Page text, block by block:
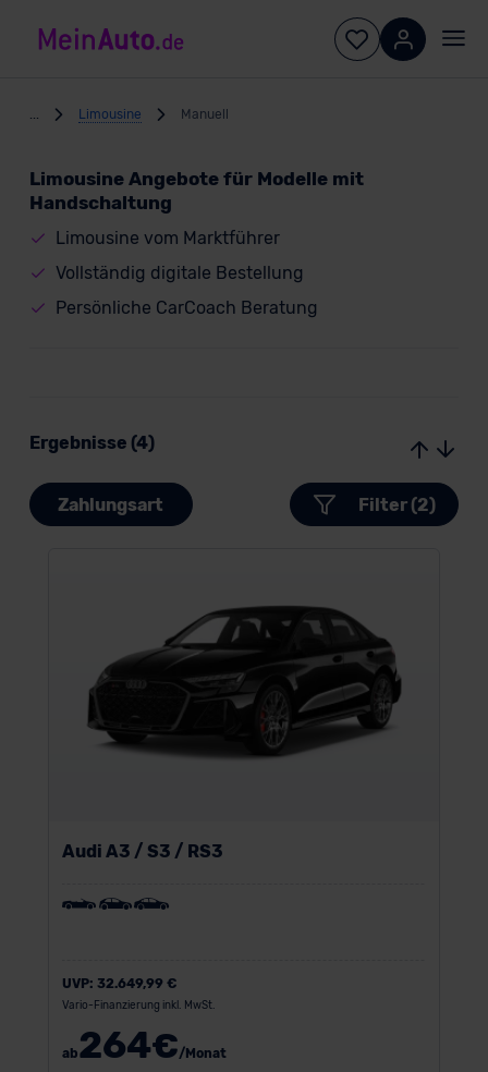
Limousine Manuell
Limousine Angebote für Modelle mit
Handschaltung
Limousine vom Marktführer
Vollständig digitale Bestellung
Persönliche CarCoach Beratung
Ergebnisse (4)
Zahlungsart Filter (2)
Audi A3 / S3 / RS3
UVP: 32.649,99 €
Vario-Finanzierung inkl. MwSt.
ab264€/Monat